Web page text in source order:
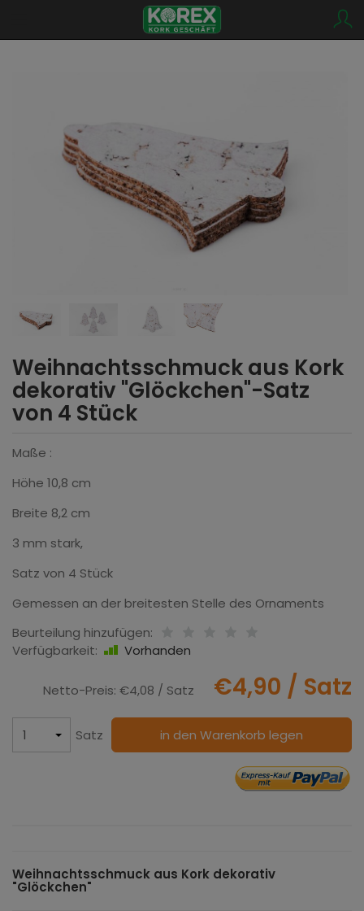
Weihnachtsschmuck aus Kork
dekorativ "Glöckchen"-Satz
von 4 Stück
Maße :
Höhe 10,8 cm
Breite 8,2 cm
3 mm stark,
Satz von 4 Stück
Gemessen an der breitesten Stelle des Ornaments
Beurteilung hinzufügen:
Verfügbarkeit:
Vorhanden
Netto-Preis: €4,08 / Satz €4,90 / Satz
Satz in den Warenkorb legen
Weihnachtsschmuck aus Kork dekorativ
"Glöckchen"